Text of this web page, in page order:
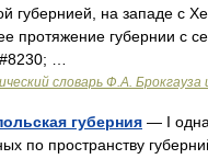
губернией, на западе с
протяжение губернии с
…
словарь Ф.А.
губерния — I
по пространству